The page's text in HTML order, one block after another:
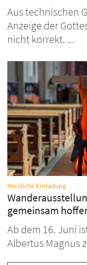
Aus technischen
Anzeige der
nicht korrekt. ...
Herzliche Einladung:
gemeinsam
Ab dem 16. Juni
Albertus Magnus